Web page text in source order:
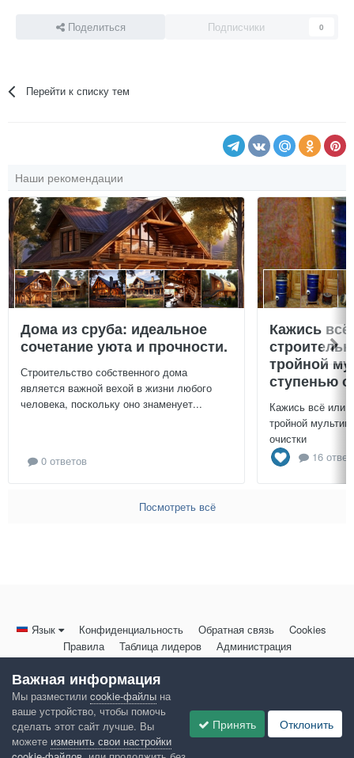
Поделиться Подписчики 0
Перейти к списку тем
Наши рекомендации
Дома из сруба: идеальное
сочетание уюта и прочности.
Строительство собственного дома
является важной вехой в жизни любого
человека, поскольку оно знаменует...
0 ответов
Кажись
тройной
ступенью
Кажись всё или
тройной
очистки
16
Посмотреть всё
Язык Конфиденциальность Обратная связь
Cookies
Правила
Таблица лидеров Администрация
Powered by Invision Community
Важная информация
Мы разместили cookie-файлы на
ваше устройство, чтобы помочь
сделать этот сайт лучше. Вы
можете изменить свои настройки
Принять Отклонить